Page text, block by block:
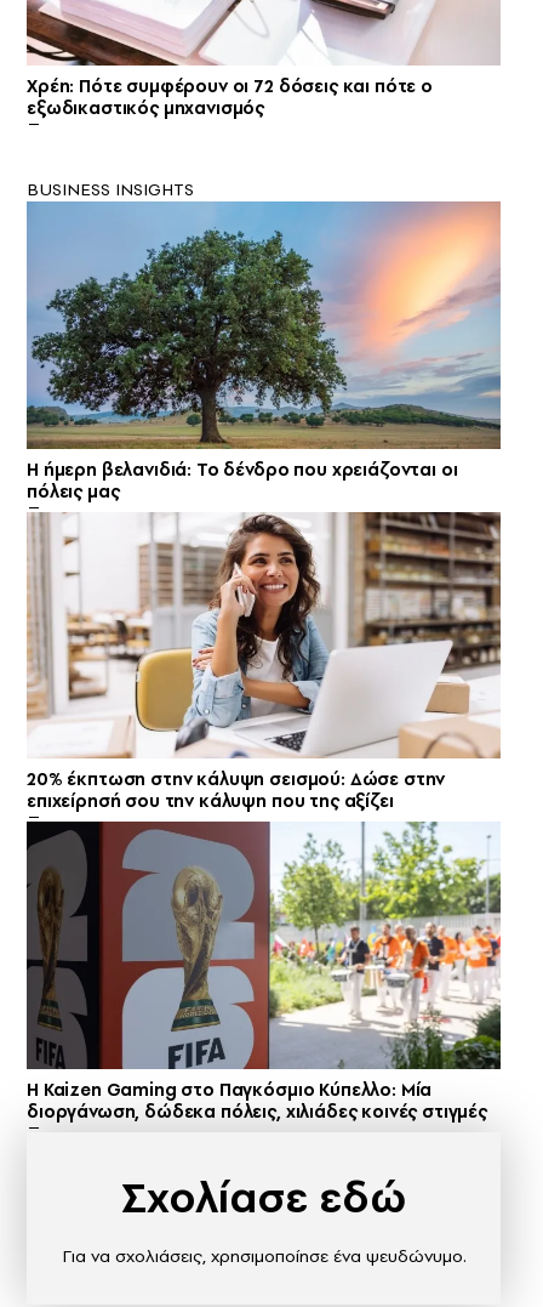
Χρέη: Πότε συμφέρουν οι 72 δόσεις και πότε ο
εξωδικαστικός μηχανισμός
BUSINESS INSIGHTS
Η ήμερη βελανιδιά: Το δένδρο που χρειάζονται οι
πόλεις μας
20% έκπτωση στην κάλυψη σεισμού: Δώσε στην
επιχείρησή σου την κάλυψη που της αξίζει
H Kaizen Gaming στο Παγκόσμιο Kύπελλο: Μία
διοργάνωση, δώδεκα πόλεις, χιλιάδες κοινές στιγμές
Σχολίασε εδώ
Για να σχολιάσεις, χρησιμοποίησε ένα ψευδώνυμο.